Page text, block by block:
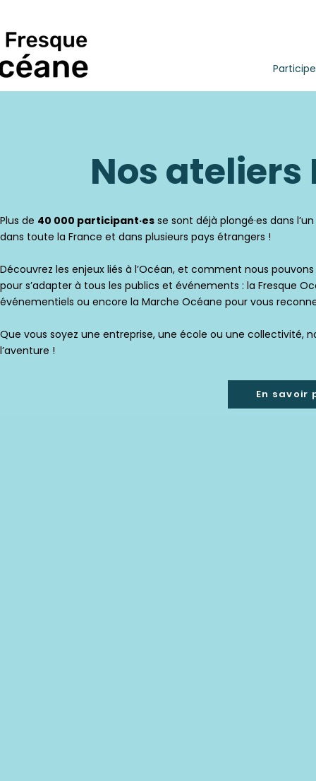
Nos ateliers
Plus de 40 000 participant·es se sont déjà plongé·es dans
dans toute la France et dans plusieurs pays étrangers !
Découvrez les enjeux liés à l’Océan, et comment nous
pour s’adapter à tous les publics et événements : la Fresque
événementiels ou encore la Marche Océane pour vous
Que vous soyez une entreprise, une école ou une collectivité,
l’aventure !
En savoir